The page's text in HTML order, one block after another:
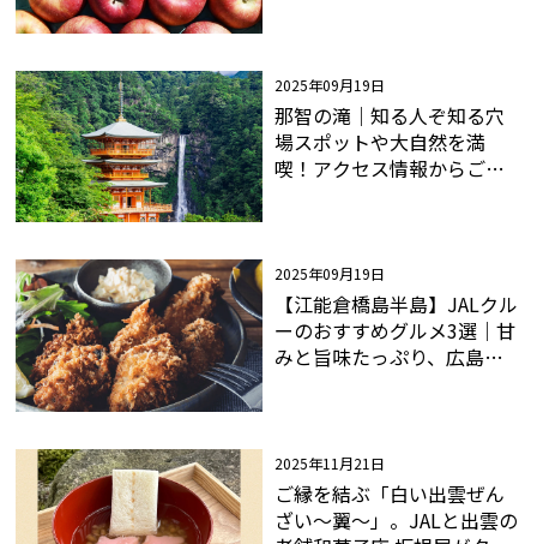
2025年09月19日
那智の滝｜知る人ぞ知る穴
場スポットや大自然を満
喫！アクセス情報からご当
2025年09月19日
【江能倉橋島半島】JALクル
ーのおすすめグルメ3選｜甘
みと旨味たっぷり、広島が
2025年11月21日
ご縁を結ぶ「白い出雲ぜん
ざい～翼～」。JALと出雲の